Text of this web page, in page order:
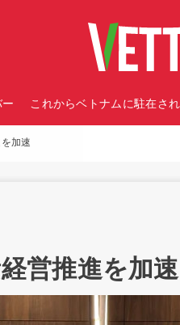
これからベトナムに駐在さ
加速
営推進を加速